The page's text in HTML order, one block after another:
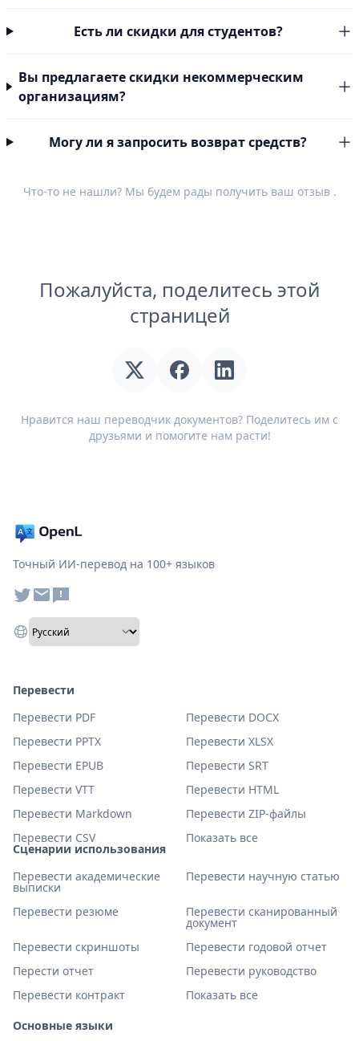
Есть ли скидки для студентов?
Вы предлагаете скидки некоммерческим
организациям?
Могу ли я запросить возврат средств?
Что-то не нашли? Мы будем рады получить ваш отзыв.
Пожалуйста, поделитесь этой
страницей
Нравится наш переводчик документов? Поделитесь им с
друзьями и помогите нам расти!
Точный ИИ-перевод на 100+ языков
Сценарии использования
Перевести академические
выписки
Перевести научную статью
Перевести резюме Перевести сканированный
документ
Перевести скриншоты
Перевести годовой отчет
Перести отчет
Перевести руководство
Перевести контракт
Показать все
Основные языки
Перевести
Перевести PDF
Перевести DOCX
Перевести PPTX
Перевести XLSX
Перевести EPUB
Перевести SRT
Перевести VTT
Перевести HTML
Перевести Markdown
Перевести ZIP-файлы
Перевести CSV
Показать все